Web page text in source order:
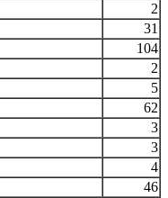
2
31
104
2
5
62
3
3
4
46